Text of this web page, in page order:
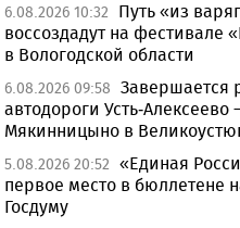
6.08.2026 10:32
Путь «из
воссоздадут на фестивале
в Вологодской области
6.08.2026 09:58 Завершается
автодороги Усть-Алексеево
Мякинницыно в
5.08.2026 20:52 «Единая
первое место в бюллетене
Госдуму